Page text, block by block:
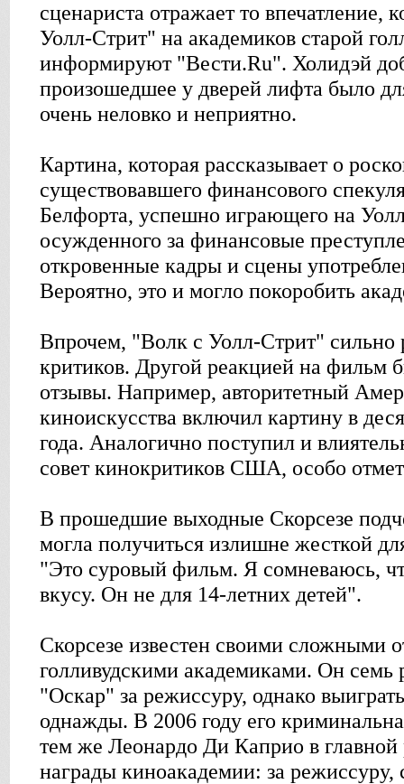
сценариста отражает то впечатление,
Уолл-Стрит" на академиков старой
информируют "Вести.Ru". Холидэй
произошедшее у дверей лифта было
очень неловко и неприятно.
Картина, которая рассказывает о
существовавшего финансового
Белфорта, успешно играющего на
осужденного за финансовые
откровенные кадры и сцены
Вероятно, это и могло покоробить
Впрочем, "Волк с Уолл-Стрит" сильно
критиков. Другой реакцией на фильм
отзывы. Например, авторитетный
киноискусства включил картину в
года. Аналогично поступил и
совет кинокритиков США, особо
В прошедшие выходные Скорсезе
могла получиться излишне жесткой
"Это суровый фильм. Я сомневаюсь,
вкусу. Он не для 14-летних детей".
Скорсезе известен своими сложными
голливудскими академиками. Он семь
"Оскар" за режиссуру, однако
однажды. В 2006 году его
тем же Леонардо Ди Каприо в главной
награды киноакадемии: за